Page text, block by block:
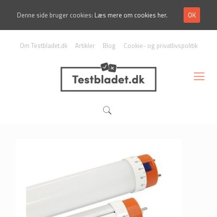
Om Testbladet.dk Artikler Blog Cookie- og privatlivspolitik
Denne side bruger cookies: Læs mere om cookies her. OK